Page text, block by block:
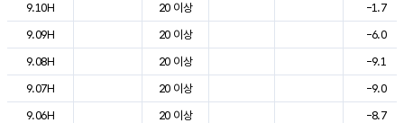
9.10H
20 이상
-1.7
9.09H
20 이상
-6.0
9.08H
20 이상
-9.1
9.07H
20 이상
-9.0
9.06H
20 이상
-8.7